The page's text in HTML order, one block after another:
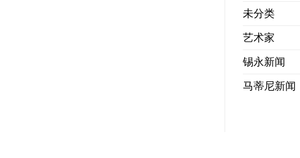
未分类
艺术家
锡永新闻
马蒂尼新闻